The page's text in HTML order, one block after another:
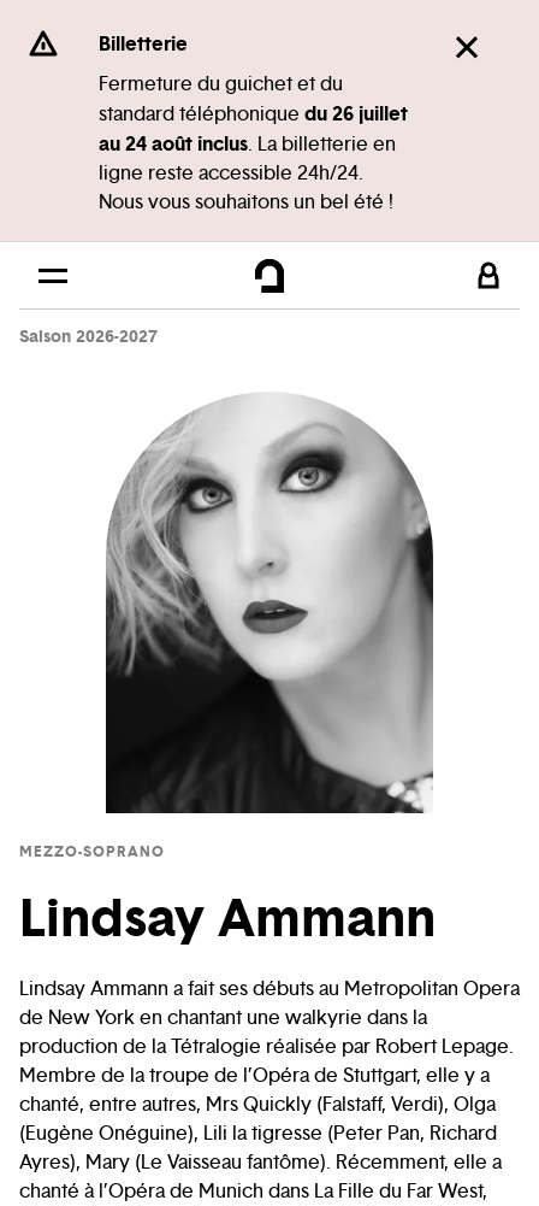
Se rendre au
Contenu principal
Pied de page
Billetterie
Fermeture du guichet et du
standard téléphonique du 26 juillet
au 24 août inclus. La billetterie en
ligne reste accessible 24h/24.
Nous vous souhaitons un bel été !
Saison 2026-2027
MEZZO-SOPRANO
Lindsay Ammann
Lindsay Ammann a fait ses débuts au Metropolitan Opera
de New York en chantant une walkyrie dans la
production de la Tétralogie réalisée par Robert Lepage.
Membre de la troupe de l’Opéra de Stuttgart, elle y a
chanté, entre autres, Mrs Quickly (Falstaff, Verdi), Olga
(Eugène Onéguine), Lili la tigresse (Peter Pan, Richard
Ayres), Mary (Le Vaisseau fantôme). Récemment, elle a
chanté à l’Opéra de Munich dans La Fille du Far West,